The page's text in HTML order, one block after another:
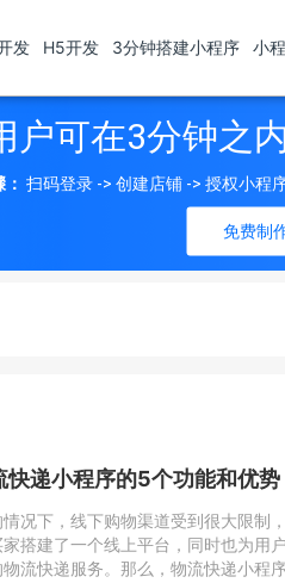
发 H5开发 3分钟搭建小程序 小
户可在3分钟之
免费制
扫码登录 -> 创建店铺 -> 授权小程
快递小程序的5个功能和优势
况下，线下购物渠道受到很大限制
搭建了一个线上平台，同时也为用
流快递服务。那么，物流快递小程